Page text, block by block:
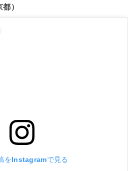
）
をInstagramで見る